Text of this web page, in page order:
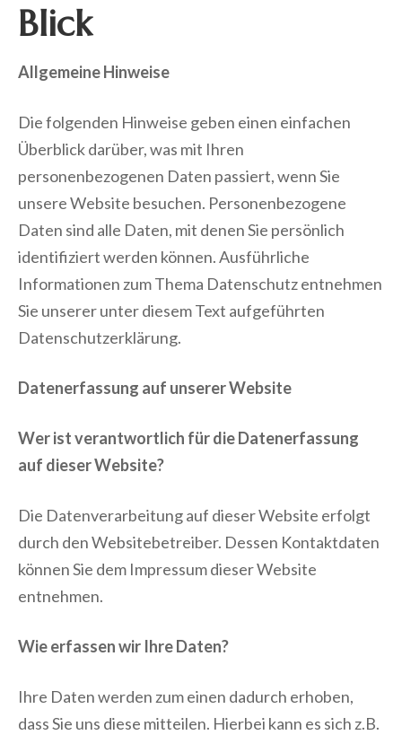
Blick
Allgemeine Hinweise
Die folgenden Hinweise geben einen einfachen
Überblick darüber, was mit Ihren
personenbezogenen Daten passiert, wenn Sie
unsere Website besuchen. Personenbezogene
Daten sind alle Daten, mit denen Sie persönlich
identifiziert werden können. Ausführliche
Informationen zum Thema Datenschutz entnehmen
Sie unserer unter diesem Text aufgeführten
Datenschutzerklärung.
Datenerfassung auf unserer Website
Wer ist verantwortlich für die Datenerfassung
auf dieser Website?
Die Datenverarbeitung auf dieser Website erfolgt
durch den Websitebetreiber. Dessen Kontaktdaten
können Sie dem Impressum dieser Website
entnehmen.
Wie erfassen wir Ihre Daten?
Ihre Daten werden zum einen dadurch erhoben,
dass Sie uns diese mitteilen. Hierbei kann es sich z.B.